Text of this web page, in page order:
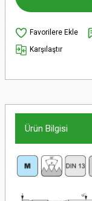
Karşılaştır
Ürün Bilgisi